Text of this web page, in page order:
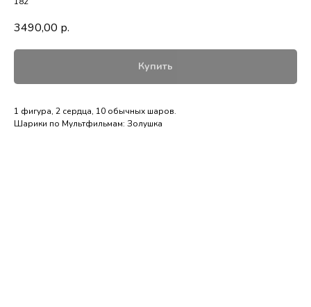
3490,00 р.
Купить
1 фигура, 2 сердца, 10 обычных шаров.
Шарики по Мультфильмам: Золушка